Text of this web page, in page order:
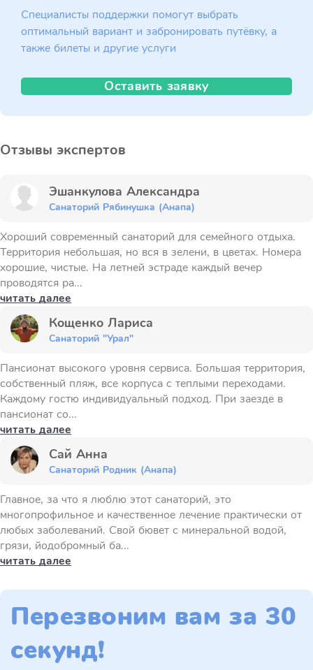
Специалисты поддержки помогут выбрать
оптимальный вариант и забронировать путёвку, а
также билеты и другие услуги
Оставить заявку
Отзывы экспертов
Эшанкулова Александра
Санаторий Рябинушка (Анапа)
Хороший современный санаторий для семейного отдыха.
Территория небольшая, но вся в зелени, в цветах. Номера
хорошие, чистые. На летней эстраде каждый вечер
проводятся ра...
читать далее
Кощенко Лариса
Санаторий "Урал"
Пансионат высокого уровня сервиса. Большая территория,
собственный пляж, все корпуса с теплыми переходами.
Каждому гостю индивидуальный подход. При заезде в
пансионат со...
читать далее
Сай Анна
Санаторий Родник (Анапа)
Главное, за что я люблю этот санаторий, это
многопрофильное и качественное лечение практически от
любых заболеваний. Свой бювет с минеральной водой,
грязи, йодобромный ба...
читать далее
Перезвоним вам за 30
секунд!